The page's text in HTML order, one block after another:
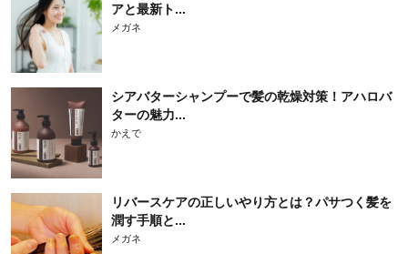
アと最新ト...
メガネ
シアバターシャンプーで髪の乾燥対策！アハロバ
ターの魅力...
かえで
リバースケアの正しいやり方とは？パサつく髪を
潤す手順と...
メガネ